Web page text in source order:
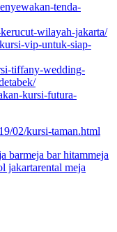
tenda-
wilayah-jakarta/
vip-untuk-siap-
tiffany-wedding-
kursi-futura-
02/kursi-taman.html
barmeja bar hitammeja
jakartarental meja